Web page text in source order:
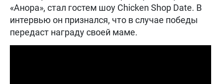
«Анора», стал гостем шоу Chicken Shop Date. В
интервью он признался, что в случае победы
передаст награду своей маме.